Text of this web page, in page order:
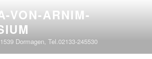
VON-ARNIM-
Dormagen, Tel.02133-245530